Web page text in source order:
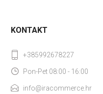
KONTAKT
+385992678227
Pon-Pet 08:00 - 16:00
info@iracommerce.hr